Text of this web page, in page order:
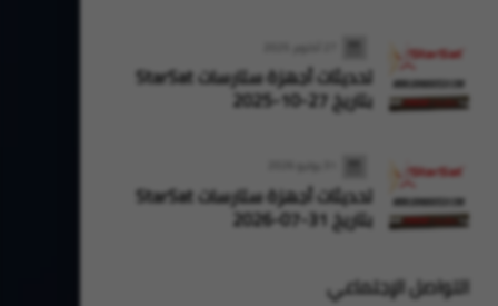
تحديثات أجهزة ستارسات StarSat
بتاريخ 27-10-2025
تحديثات أجهزة ستارسات StarSat
بتاريخ 31-07-2026
التواصل الإجتماعي